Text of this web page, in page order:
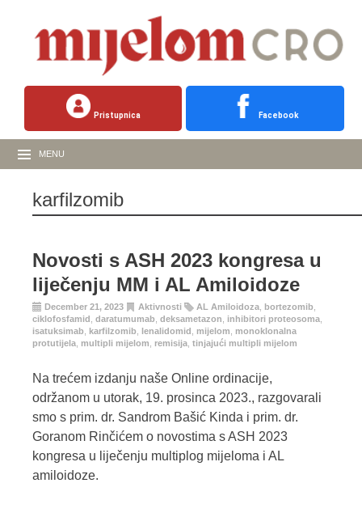
Pristupnica Facebook
MENU
karfilzomib
Novosti s ASH 2023 kongresa u
liječenju MM i AL Amiloidoze
December 21, 2023 Aktivnosti AL Amiloidoza bortezomib
ciklofosfamid daratumumab deksametazon inhibitori proteosoma
isatuksimab
karfilzomib lenalidomid mijelom
monoklonalna
protutijela multipli mijelom remisija tinjajući multipli mijelom
Na trećem izdanju naše Online ordinacije,
održanom u utorak, 19. prosinca 2023., razgovarali
smo s prim. dr. Sandrom Bašić Kinda i prim. dr.
Goranom Rinčićem o novostima s ASH 2023
kongresa u liječenju multiplog mijeloma i AL
amiloidoze.